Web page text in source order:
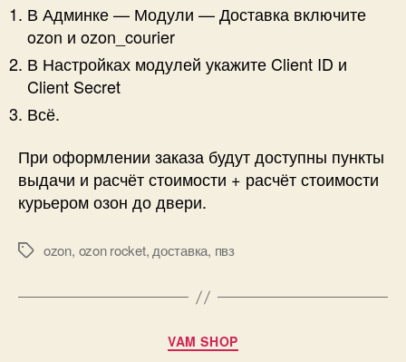
В Админке — Модули — Доставка включите
ozon и ozon_courier
В Настройках модулей укажите Client ID и
Client Secret
Всё.
При оформлении заказа будут доступны пункты
выдачи и расчёт стоимости + расчёт стоимости
курьером озон до двери.
Меткиozon, ozon rocket, доставка, пвз
Рубрики
VAM SHOP